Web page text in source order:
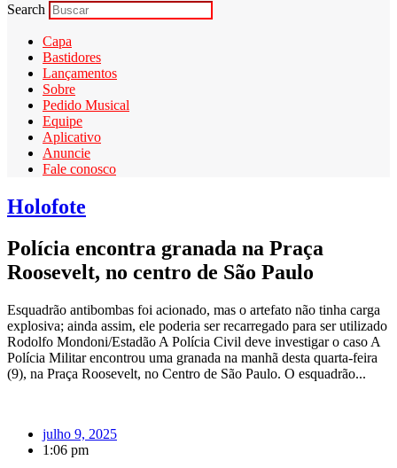
Search
Capa
Bastidores
Lançamentos
Sobre
Pedido Musical
Equipe
Aplicativo
Anuncie
Fale conosco
Holofote
Polícia encontra granada na Praça
Roosevelt, no centro de São Paulo
Esquadrão antibombas foi acionado, mas o artefato não tinha carga
explosiva; ainda assim, ele poderia ser recarregado para ser utilizado
Rodolfo Mondoni/Estadão A Polícia Civil deve investigar o caso A
Polícia Militar encontrou uma granada na manhã desta quarta-feira
(9), na Praça Roosevelt, no Centro de São Paulo. O esquadrão...
julho 9, 2025
1:06 pm